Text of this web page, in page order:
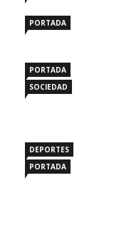
PORTADA
PORTADA
SOCIEDAD
DEPORTES
PORTADA